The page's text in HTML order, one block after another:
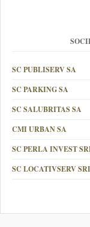
SC PUBLISERV SA
SC PARKING SA
SC SALUBRITAS SA
CMI URBAN SA
SC PERLA INVEST
SC LOCATIVSERV